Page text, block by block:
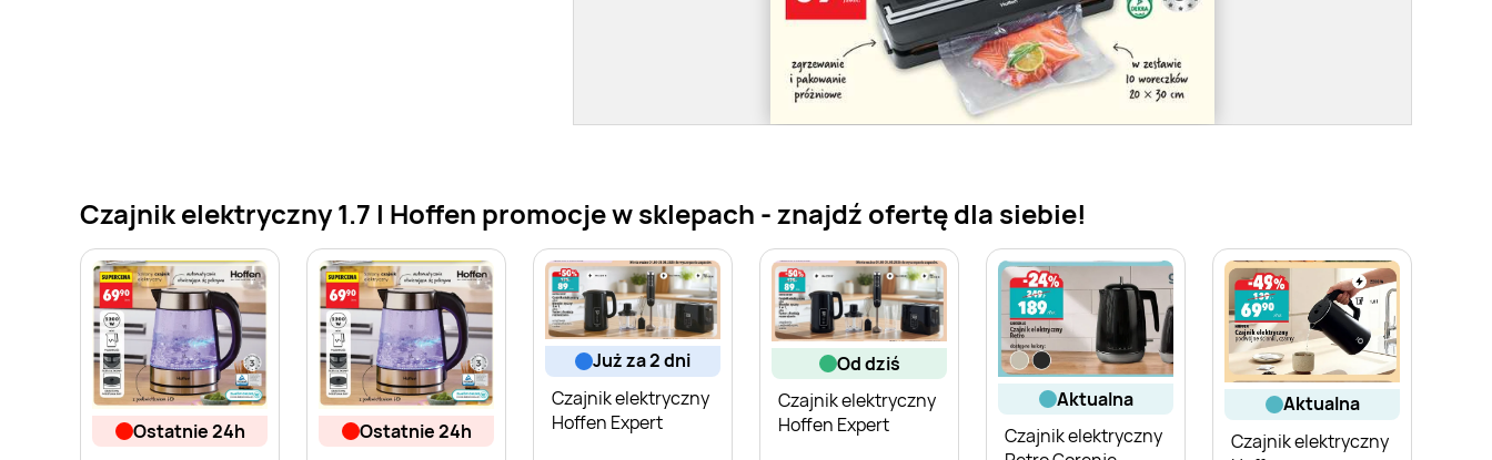
Czajnik elektryczny 1.7 l Hoffen promocje w sklepach - znajdź ofertę dla siebie!
ostatnie 24h
ostatnie 24h
już za 2 dni
Czajnik elektryczny
Hoffen Expert
od dziś
Czajnik elektryczny
Hoffen Expert
aktualna
Czajnik elektryczny
aktualna
Czajnik elektryczny